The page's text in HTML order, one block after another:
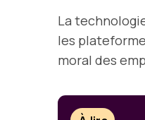
La
les
moral des